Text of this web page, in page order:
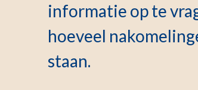
informatie op te
hoeveel
staan.